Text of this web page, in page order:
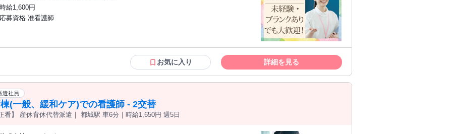
時給1,600円
応募資格 准看護師
お気に入り 詳細を見る
遣社員
(一般、緩和ケア)での看護師 - 2交替
看】 産休育休代替派遣｜ 都城駅 車6分｜時給1,650円 週5日